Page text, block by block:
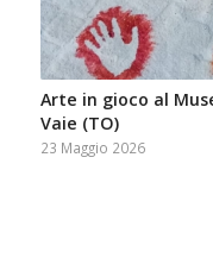
Arte in gioco al
Vaie (TO)
23 Maggio 2026